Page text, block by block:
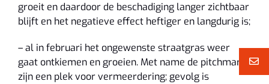
groeit en daardoor de beschadiging langer zichtbaar
blijft en het negatieve effect heftiger en langdurig is;
– al in februari het ongewenste straatgras weer
gaat ontkiemen en groeien. Met name de pitchmarks
zijn een plek voor vermeerdering; gevolg is